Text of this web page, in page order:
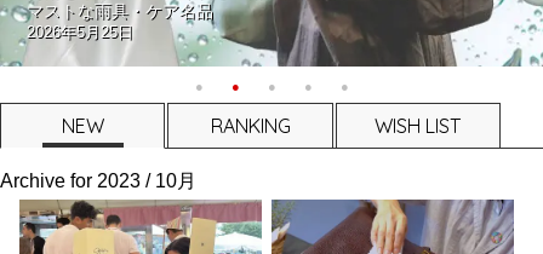
マストな雨具・ケア名品
2026年5月25日
NEW RANKING WISH LIST
Archive for 2023 / 10月